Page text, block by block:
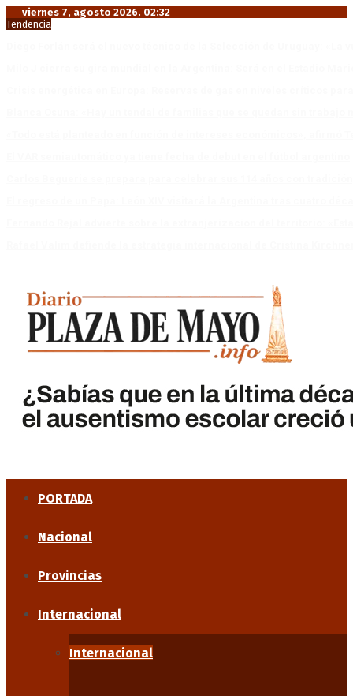
viernes 7, agosto 2026. 02:32
Tendencia
PORTADA
Nacional
Provincias
Internacional
Internacional